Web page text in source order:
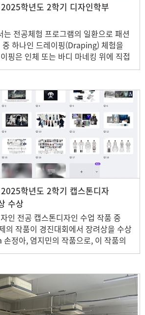
학년도 2학기 디자인학부
전공체험 프로그램의 일환으로 패션
중 하나인 드레이핑(Draping) 체험을
핑은 인체 또는 바디 마네킹 위에 직접
들어가는 작업으로, 디자이너의 아이
에 관심 있는 학생들이 실제 전공 수업
션 제작 과정에 대한 이해를 높일 수
다. 체험 현장에서는 전공 재학생들과
되어 패션디자인 전공 수업, 작업 과
한 이야기를 자유롭게 나누는 시간도
학년도 2학기 캡스톤디자
수상
인 전공 캡스톤디자인 수업 작품 중
작품이 경진대회에서 장려상을 수상
정아, 염지민의 작품으로, 이 작품의
에서도 생존하는 존재의 방식’을 패션
서치, 디자인 개발, 제작까지 전 과정을
였으며, 창의적인 아이디어와 높은 완
경진대회에서 좋은 성과를 거두게 되